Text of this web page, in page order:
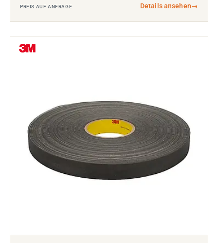
PREIS AUF ANFRAGE Details ansehen→